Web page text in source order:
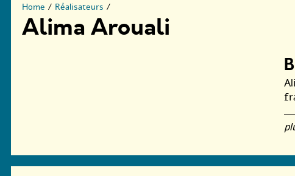
Home / Réalisateurs /
Alima Arouali